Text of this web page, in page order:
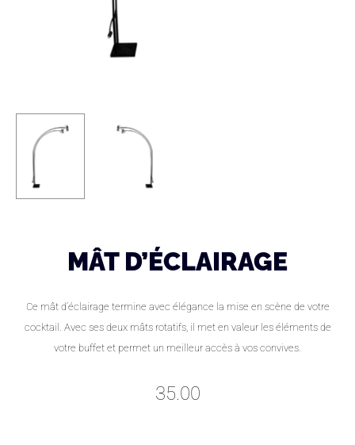
MÂT D’ÉCLAIRAGE
Ce mât d’éclairage termine avec élégance la mise en scène de votre
cocktail. Avec ses deux mâts rotatifs, il met en valeur les éléments de
votre buffet et permet un meilleur accès à vos convives.
35.00